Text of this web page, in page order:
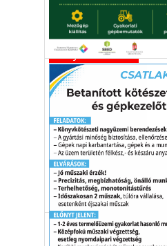
Magyarország
termőföld mezőgazdaság
Környezetvédelem
Csapadékhiány,
adatok és borús
agráriumban
Kiszáradt talaj,
éghajlatváltozás miatt.
mezőgazdaság aszály vízhiány
Környezetvédelem
Fenntartható